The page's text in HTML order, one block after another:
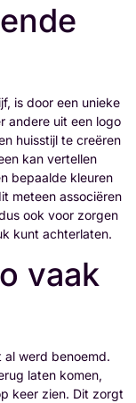
is door een unieke
andere uit een logo
huisstijl te creëren
kan vertellen
bepaalde kleuren
meteen associëren
ook voor zorgen
kunt achterlaten.
vaak
al werd benoemd.
laten komen,
keer zien. Dit zorgt